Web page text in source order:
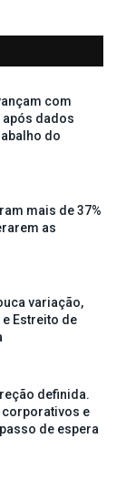
com
após dados
do
mais de 37%
as
variação,
Estreito de
definida.
corporativos e
de espera